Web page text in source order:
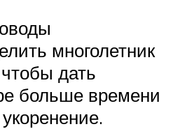
многолетник
дать
больше времени